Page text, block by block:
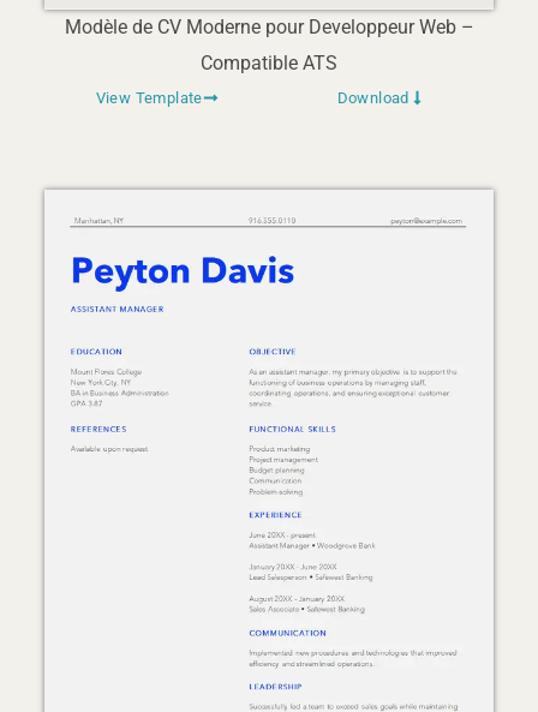
Modèle de CV Moderne pour Developpeur Web –
Compatible ATS
View Template Download